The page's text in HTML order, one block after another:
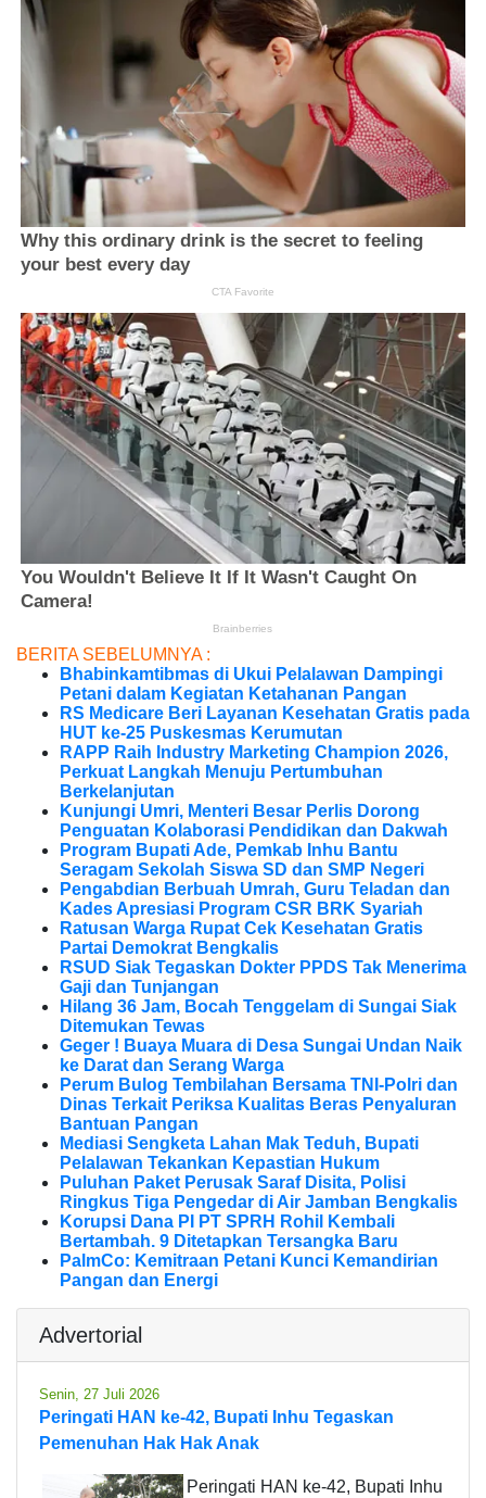
BERITA SEBELUMNYA :
Bhabinkamtibmas di Ukui Pelalawan Dampingi
Petani dalam Kegiatan Ketahanan Pangan
RS Medicare Beri Layanan Kesehatan Gratis pada
HUT ke-25 Puskesmas Kerumutan
RAPP Raih Industry Marketing Champion 2026,
Perkuat Langkah Menuju Pertumbuhan
Berkelanjutan
Kunjungi Umri, Menteri Besar Perlis Dorong
Penguatan Kolaborasi Pendidikan dan Dakwah
Program Bupati Ade, Pemkab Inhu Bantu
Seragam Sekolah Siswa SD dan SMP Negeri
Pengabdian Berbuah Umrah, Guru Teladan dan
Kades Apresiasi Program CSR BRK Syariah
Ratusan Warga Rupat Cek Kesehatan Gratis
Partai Demokrat Bengkalis
RSUD Siak Tegaskan Dokter PPDS Tak Menerima
Gaji dan Tunjangan
Hilang 36 Jam, Bocah Tenggelam di Sungai Siak
Ditemukan Tewas
Geger ! Buaya Muara di Desa Sungai Undan Naik
ke Darat dan Serang Warga
Perum Bulog Tembilahan Bersama TNI-Polri dan
Dinas Terkait Periksa Kualitas Beras Penyaluran
Bantuan Pangan
Mediasi Sengketa Lahan Mak Teduh, Bupati
Pelalawan Tekankan Kepastian Hukum
Puluhan Paket Perusak Saraf Disita, Polisi
Ringkus Tiga Pengedar di Air Jamban Bengkalis
Korupsi Dana PI PT SPRH Rohil Kembali
Bertambah. 9 Ditetapkan Tersangka Baru
PalmCo: Kemitraan Petani Kunci Kemandirian
Pangan dan Energi
Advertorial
Senin, 27 Juli 2026
Peringati HAN ke-42, Bupati Inhu Tegaskan
Pemenuhan Hak Hak Anak
Peringati HAN ke-42, Bupati Inhu